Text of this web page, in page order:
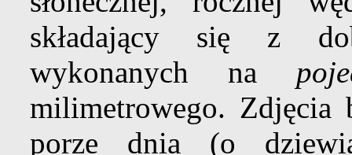
składający się z
wykonanych na
milimetrowego. Zdjęcia
porze dnia (o